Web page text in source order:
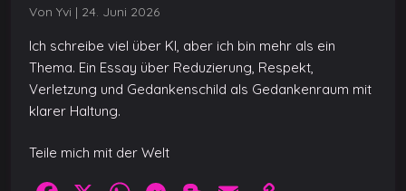
Von Yvi | 24. Juni 2026
Ich schreibe viel über KI, aber ich bin mehr als ein
Thema. Ein Essay über Reduzierung, Respekt,
Verletzung und Gedankenschild als Gedankenraum mit
klarer Haltung.
Teile mich mit der Welt